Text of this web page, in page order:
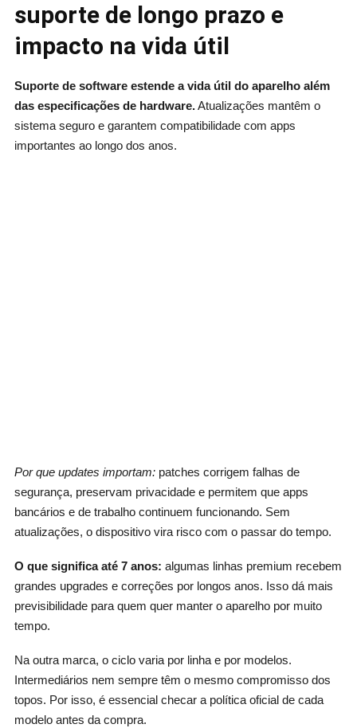
suporte de longo prazo e
impacto na vida útil
Suporte de software estende a vida útil do aparelho além
das especificações de hardware.Atualizações mantêm o
sistema seguro e garantem compatibilidade com apps
importantes ao longo dos anos.
Por que updates importam:patches corrigem falhas de
segurança, preservam privacidade e permitem que apps
bancários e de trabalho continuem funcionando. Sem
atualizações, o dispositivo vira risco com o passar do tempo.
O que significa até 7 anos: algumas linhas premium recebem
grandes upgrades e correções por longos anos. Isso dá mais
previsibilidade para quem quer manter o aparelho por muito
tempo.
Na outra marca, o ciclo varia por linha e por modelos.
Intermediários nem sempre têm o mesmo compromisso dos
topos. Por isso, é essencial checar a política oficial de cada
modelo antes da compra.